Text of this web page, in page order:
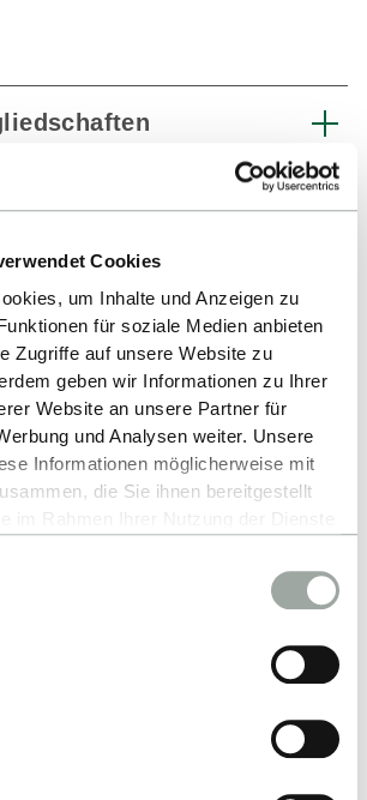
Cookies
um Inhalte und Anzeigen zu
für soziale Medien anbieten
Zugriffe auf unsere Website zu
geben wir Informationen zu Ihrer
Website an unsere Partner für
und Analysen weiter. Unsere
Informationen möglicherweise mit
die Sie ihnen bereitgestellt
Cookies und personenbezogene
entnehmen Sie unserer
Up